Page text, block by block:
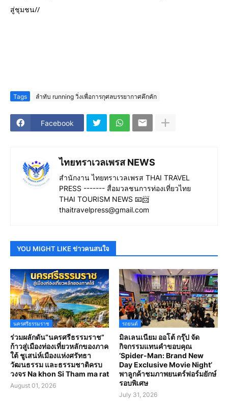
สู่ชุมชน//
Tags ลำทับ running วิ่งเพื่อการกุศลบรรยากาศคึกคัก
Facebook
ไทยทราเวลเพรส NEWS
สำนักงาน ไทยทราเวลเพรส THAI TRAVEL
PRESS ------- สื่อมวลชนการท่องเที่ยวไทย
THAI TOURISM NEWS 📧📨
thaitravelpress@gmail.com
YOU MIGHT LIKE ข่าวคนสนใจ
นครศรีธรรมราช
ร่วมผลักดัน“นครศรีธรรมราช”
ก้าวสู่เมืองท่องเที่ยวหลักของภาค
ใต้ ชูเสน่ห์เมืองแห่งศรัทธา
วัฒนธรรม และธรรมชาติครบ
วงจร Na khon Si Tham ma rat
August 01, 2026
รถยนต์
มิลเลนเนียม ออโต้ กรุ๊ป จัด
กิจกรรมแทนคำขอบคุณ
‘Spider-Man: Brand New
Day Exclusive Movie Night’
พาลูกค้าชมภาพยนตร์ฟอร์มยักษ์
รอบพิเศษ
July 31, 2026